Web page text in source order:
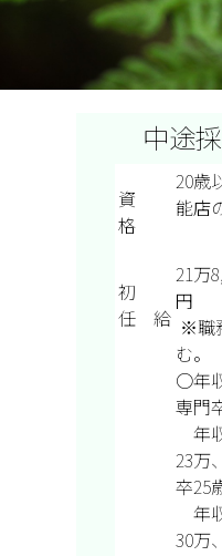
中途
資
格
20
能店
初
任 給
21万
円
※職
む。
○年
専門
年
23万
卒25
年
30万